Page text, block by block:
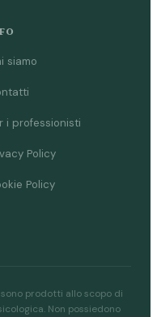
siamo
i professionisti
Policy
Policy
prodotti allo scopo di
Non possiedono